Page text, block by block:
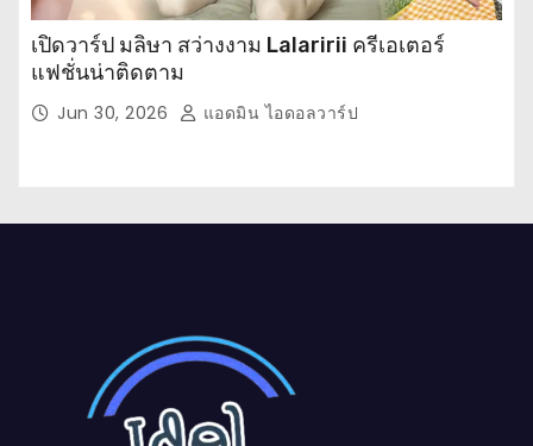
เปิดวาร์ป มลิษา สว่างงาม Lalaririi ครีเอเตอร์
แฟชั่นน่าติดตาม
Jun 30, 2026 แอดมิน ไอดอลวาร์ป